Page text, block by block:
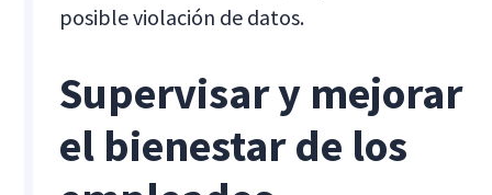
posible violación de datos.
Supervisar y mejorar
el bienestar de los